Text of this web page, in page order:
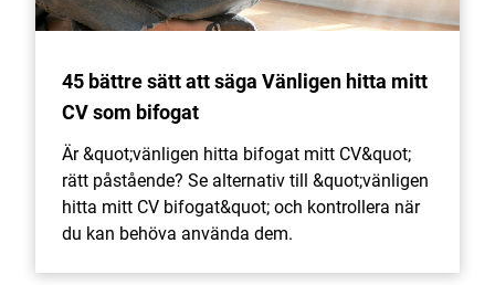
45 bättre sätt att säga Vänligen hitta mitt
CV som bifogat
Är &quot;vänligen hitta bifogat mitt CV&quot;
rätt påstående? Se alternativ till &quot;vänligen
hitta mitt CV bifogat&quot; och kontrollera när
du kan behöva använda dem.